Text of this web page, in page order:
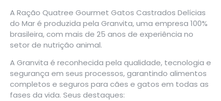
A Ração Quatree Gourmet Gatos Castrados Delícias
do Mar é produzida pela Granvita, uma empresa 100%
brasileira, com mais de 25 anos de experiência no
setor de nutrição animal.
A Granvita é reconhecida pela qualidade, tecnologia e
segurança em seus processos, garantindo alimentos
completos e seguros para cães e gatos em todas as
fases da vida. Seus destaques: